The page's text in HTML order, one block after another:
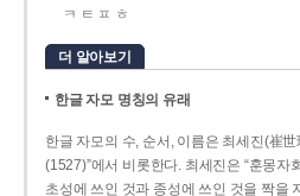
ㅋ ㅌ ㅍ ㅎ
더 알아보기
한글 자모 명칭의 유래
한글 자모의 수, 순서, 이름은 최세진(崔
(1527)”에서 비롯한다. 최세진은 “훈몽자
초성에 쓰인 것과 종성에 쓰인 것을 짝을